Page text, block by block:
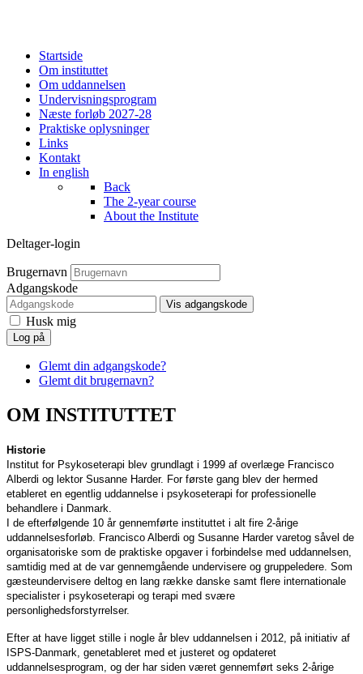
Startside
Om instituttet
Om uddannelsen
Undervisningsprogram
Næste forløb 2027-28
Praktiske oplysninger
Links
Kontakt
In english
Back
The 2-year course
About the Institute
Deltager-login
Brugernavn
Adgangskode
Vis adgangskode
Husk mig
Log på
Glemt din adgangskode?
Glemt dit brugernavn?
OM INSTITUTTET
Historie
Institut for Psykoseterapi blev grundlagt i 1999 af overlæge Francisco
Alberdi og lektor Susanne Harder. For første gang blev der hermed
etableret en egentlig uddannelse i psykoseterapi for professionelle
behandlere i Danmark.
I de efterfølgende 10 år gennemførte instituttet i alt fire 2-årige
uddannelsesforløb. Francisco Alberdi og Susanne Harder varetog såvel de
organisatoriske som de praktiske opgaver i forbindelse med uddannelsen,
samtidig med at de var gennemgående undervisere og gruppeledere. Som
gæsteundervisere deltog en lang række danske samt flere internationale
specialister i psykoseterapi og terapi med svære
personlighedsforstyrrelser.
Efter at have ligget stille i nogle år blev uddannelsen i 2012, på initiativ af
ISPS-Danmark, genetableret med et justeret og opdateret
uddannelsesprogram, og der har siden været gennemført seks 2-årige